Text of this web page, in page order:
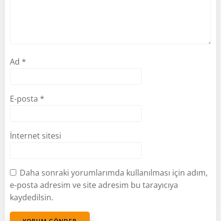
Ad *
E-posta *
İnternet sitesi
Daha sonraki yorumlarımda kullanılması için adım,
e-posta adresim ve site adresim bu tarayıcıya
kaydedilsin.